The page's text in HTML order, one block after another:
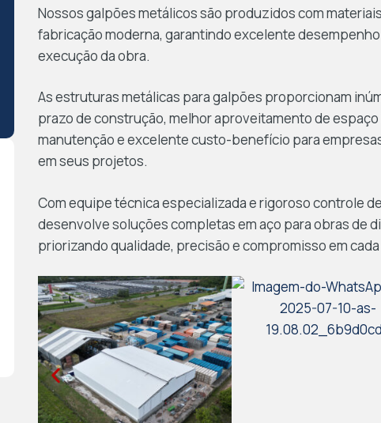
Nossos galpões metálicos são produzidos com
fabricação moderna, garantindo excelente
execução da obra.
As estruturas metálicas para galpões proporcionam
prazo de construção, melhor aproveitamento de
manutenção e excelente custo-benefício para
em seus projetos.
Com equipe técnica especializada e rigoroso controle
desenvolve soluções completas em aço para obras de
priorizando qualidade, precisão e compromisso em